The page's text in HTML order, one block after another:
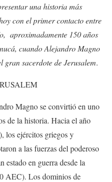
una historia más
con el primer contacto entre
aproximadamente 150 años
cuando Alejandro Magno
gran sacerdote de Jerusalem.
Magno se convirtió en uno
de la historia. Hacia el año
los ejércitos griegos y
a las fuerzas del poderoso
estado en guerra desde la
AEC). Los dominios de